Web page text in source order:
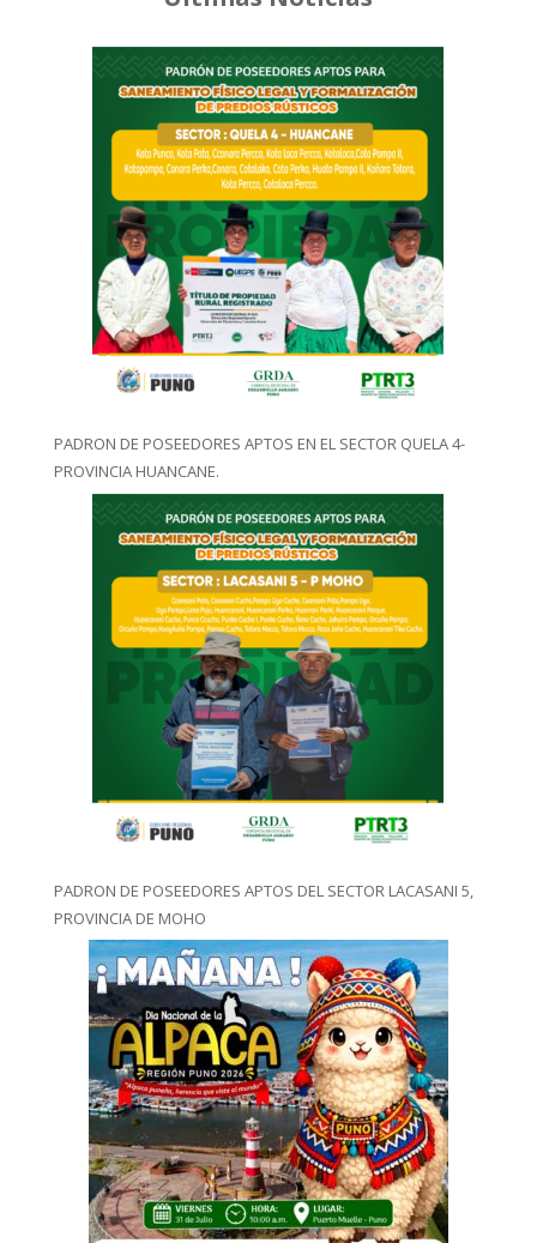
PADRON DE POSEEDORES APTOS EN EL SECTOR QUELA 4-
PROVINCIA HUANCANE.
PADRON DE POSEEDORES APTOS DEL SECTOR LACASANI 5,
PROVINCIA DE MOHO